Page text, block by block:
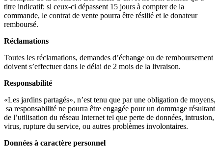
titre indicatif; si ceux-ci dépassent 15 jours à compter de la
commande, le contrat de vente pourra être résilié et le donateur
remboursé.
Réclamations
Toutes les réclamations, demandes d’échange ou de remboursement
doivent s’effectuer dans le délai de 2 mois de la livraison.
Responsabilité
«Les jardins partagés», n’est tenu que par une obligation de moyens,
sa responsabilité ne pourra être engagée pour un dommage résultant
de l’utilisation du réseau Internet tel que perte de données, intrusion,
virus, rupture du service, ou autres problèmes involontaires.
Données à caractère personnel